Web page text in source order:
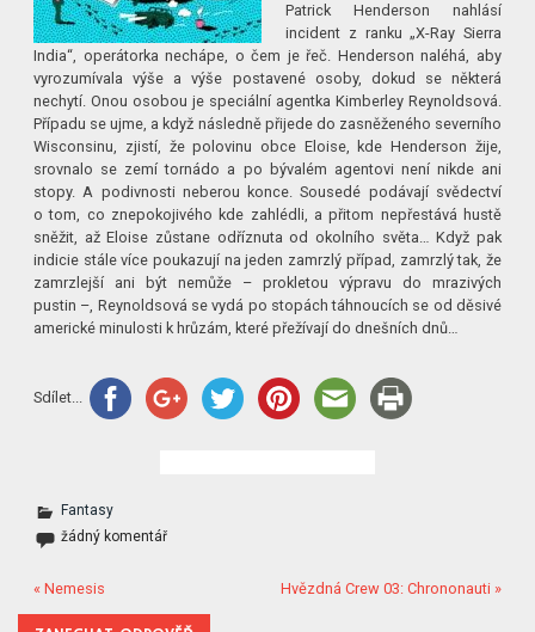
Patrick Henderson nahlásí
incident z ranku „X-Ray Sierra
India“, operátorka nechápe, o čem je řeč. Henderson naléhá, aby
vyrozumívala výše a výše postavené osoby, dokud se některá
nechytí. Onou osobou je speciální agentka Kimberley Reynoldsová.
Případu se ujme, a když následně přijede do zasněženého severního
Wisconsinu, zjistí, že polovinu obce Eloise, kde Henderson žije,
srovnalo se zemí tornádo a po bývalém agentovi není nikde ani
stopy. A podivnosti neberou konce. Sousedé podávají svědectví
o tom, co znepokojivého kde zahlédli, a přitom nepřestává hustě
sněžit, až Eloise zůstane odříznuta od okolního světa… Když pak
indicie stále více poukazují na jeden zamrzlý případ, zamrzlý tak, že
zamrzlejší ani být nemůže – prokletou výpravu do mrazivých
pustin –, Reynoldsová se vydá po stopách táhnoucích se od děsivé
americké minulosti k hrůzám, které přežívají do dnešních dnů…
Sdílet...
Fantasy
žádný komentář
« Nemesis Hvězdná Crew 03: Chrononauti »